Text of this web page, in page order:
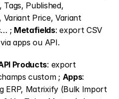
Tags, Published,
Variant Price, Variant
; Metafields: export CSV
apps ou API.
Products: export
custom ; Apps:
ERP, Matrixify (Bulk Import